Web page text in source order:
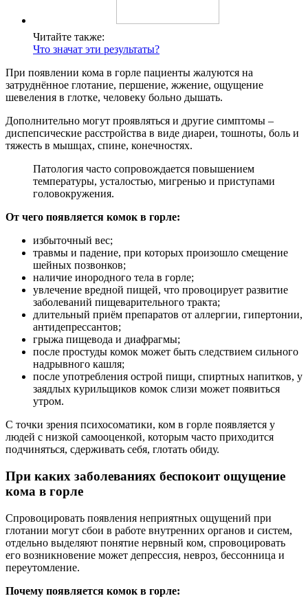
Читайте также:
Что значат эти результаты?
При появлении кома в горле пациенты жалуются на
затруднённое глотание, першение, жжение, ощущение
шевеления в глотке, человеку больно дышать.
Дополнительно могут проявляться и другие симптомы –
диспепсические расстройства в виде диареи, тошноты, боль и
тяжесть в мышцах, спине, конечностях.
Патология часто сопровождается повышением
температуры, усталостью, мигренью и приступами
головокружения.
От чего появляется комок в горле:
избыточный вес;
травмы и падение, при которых произошло смещение
шейных позвонков;
наличие инородного тела в горле;
увлечение вредной пищей, что провоцирует развитие
заболеваний пищеварительного тракта;
длительный приём препаратов от аллергии, гипертонии,
антидепрессантов;
грыжа пищевода и диафрагмы;
после простуды комок может быть следствием сильного
надрывного кашля;
после употребления острой пищи, спиртных напитков, у
заядлых курильщиков комок слизи может появиться
утром.
С точки зрения психосоматики, ком в горле появляется у
людей с низкой самооценкой, которым часто приходится
подчиняться, сдерживать себя, глотать обиду.
При каких заболеваниях беспокоит ощущение
кома в горле
Спровоцировать появления неприятных ощущений при
глотании могут сбои в работе внутренних органов и систем,
отдельно выделяют понятие нервный ком, спровоцировать
его возникновение может депрессия, невроз, бессонница и
переутомление.
Почему появляется комок в горле: